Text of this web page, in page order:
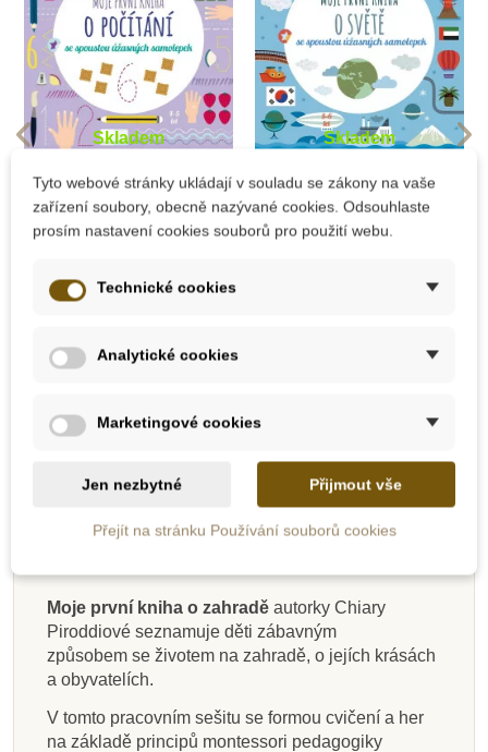
Skladem
Moje první kniha o
počítání
199 Kč
Skladem
Moje první kniha o
světě
Novinka
Skladem
Moje první kniha o
pěti smyslech
Skladem
Montessori ve
volném čase
Skladem
Moje první kniha o
zvířatech z lesa
Skladem
Montessori ve
volném čase
Novinka
Skladem
Moje první kniha o
samostatnosti
Skladem
Montessori -
angličtina - 3 až 6 let
Na dotaz
Můj velký sešit
Montessori -
matematika 3 až 6 let
Skladem
tvarů
Popis
Detaily produktu
Moje první kniha o zahradě autorky Chiary
Piroddiové seznamuje děti zábavným
způsobem se životem na zahradě, o jejích krásách
a obyvatelích.
V tomto pracovním sešitu se formou cvičení a her
na základě principů montessori pedagogiky
Tyto webové stránky ukládají v souladu se zákony na vaše
zařízení soubory, obecně nazývané cookies. Odsouhlaste
prosím nastavení cookies souborů pro použití webu.
Technické cookies
Analytické cookies
Marketingové cookies
Jen nezbytné Přijmout vše
Přejít na stránku Používání souborů cookies